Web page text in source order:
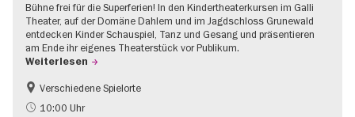
Bühne frei für die Superferien! In den Kindertheaterkursen im Galli
Theater, auf der Domäne Dahlem und im Jagdschloss Grunewald
entdecken Kinder Schauspiel, Tanz und Gesang und präsentieren
am Ende ihr eigenes Theaterstück vor Publikum.
Weiterlesen
Kinder
Kultursommer
Verschiedene Spielorte
10:00 Uhr